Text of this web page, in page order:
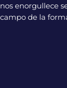
nos enorgullece
campo de la